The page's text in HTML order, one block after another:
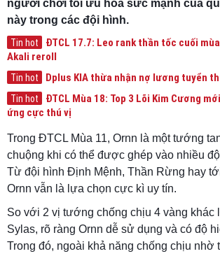
người chơi tối ưu hóa sức mạnh của
này trong các đội hình.
Tin hot
ĐTCL 17.7: Leo rank thần tốc cuối
Akali reroll
Tin hot Dplus KIA thừa nhận nợ lương tuyển
Tin hot
ĐTCL Mùa 18: Top 3 Lõi Kim Cương
ứng cực thú vị
Trong ĐTCL Mùa 11, Ornn là một tướng
chuộng khi có thể được ghép vào nhiều
Từ đội hình Định Mệnh, Thần Rừng hay
Ornn vẫn là lựa chọn cực kì uy tín.
So với 2 vị tướng chống chịu 4 vàng khác
Sylas, rõ ràng Ornn dễ sử dụng và có độ
Trong đó, ngoài khả năng chống chịu nhờ